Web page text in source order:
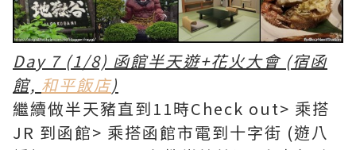
Day 7 (1/8) 函館半天遊+花火大會 (宿函
館, 和平飯店)
繼續做半天豬直到11時Check out> 乘搭
JR 到函館> 乘搭函館市電到十字街 (遊八